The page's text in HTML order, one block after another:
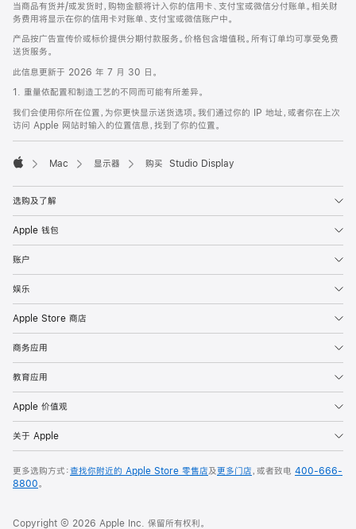
当商品有货并/或发货时，购物金额将计入你的信用卡、支付宝或微信分付账单。相关财
务费用将显示在你的信用卡对账单、支付宝或微信账户中。
产品按广告宣传价或标价提供分期付款服务。价格包含增值税。所有订单均可享受免费
送货服务。
此信息更新于 2026 年 7 月 30 日。
1. 重量依配置和制造工艺的不同而可能有所差异。
我们会使用你所在位置，为你更快显示送货选项。我们通过你的 IP 地址，或者你在上次
访问 Apple 网站时输入的位置信息，找到了你的位置。
Mac 显示器 购买 Studio Display
选购及了解
Apple 钱包
账户
娱乐
Apple Store 商店
商务应用
教育应用
Apple 价值观
关于 Apple
更多选购方式：查找你附近的 Apple Store 零售店及更多门店，或者致电 400-666-
8800。
Copyright © 2026 Apple Inc. 保留所有权利。